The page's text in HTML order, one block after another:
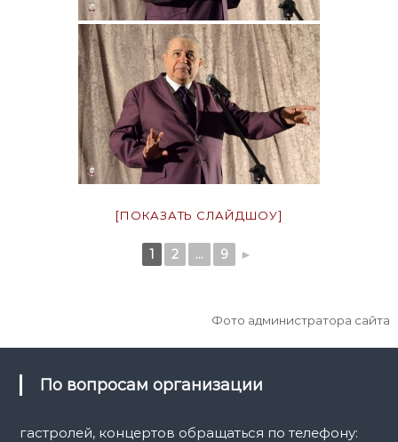
[ПОКАЗАТЬ СЛАЙДШОУ]
1 2 ... 9 ►
Фото администратора сайта
По вопросам организации
гастролей, концертов обращаться по телефону: